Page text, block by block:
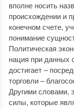
вполне носить
происхождении и
конечном счете,
понимание
Политическая
нация при данных
достигает –
торговли –
Другими словами,
силы, которые